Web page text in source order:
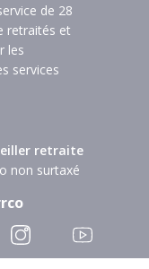
de 28
retraités et
les
services
retraite
non surtaxé